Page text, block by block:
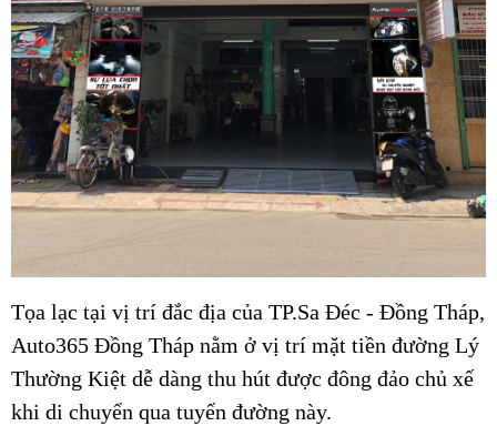
Tọa lạc tại vị trí đắc địa của TP.Sa Đéc - Đồng Tháp,
Auto365 Đồng Tháp nằm ở vị trí mặt tiền đường Lý
Thường Kiệt dễ dàng thu hút được đông đảo chủ xế
khi di chuyển qua tuyến đường này.